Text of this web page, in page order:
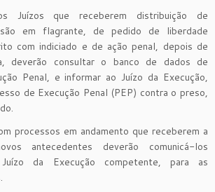
Juízos que receberem distribuição de
em flagrante, de pedido de liberdade
com indiciado e de ação penal, depois de
deverão consultar o banco de dados de
Penal, e informar ao Juízo da Execução,
de Execução Penal (PEP) contra o preso,
processos em andamento que receberem a
antecedentes deverão comunicá-los
da Execução competente, para as